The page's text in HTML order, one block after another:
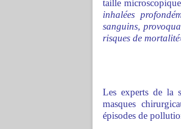
taille
inhalées
sanguins,
risques de
Les experts de la
masques
épisodes de